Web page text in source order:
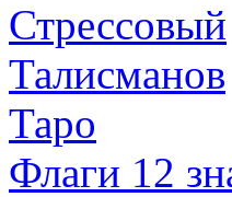
Стрессовый
Талисманов
Таро
Флаги 12